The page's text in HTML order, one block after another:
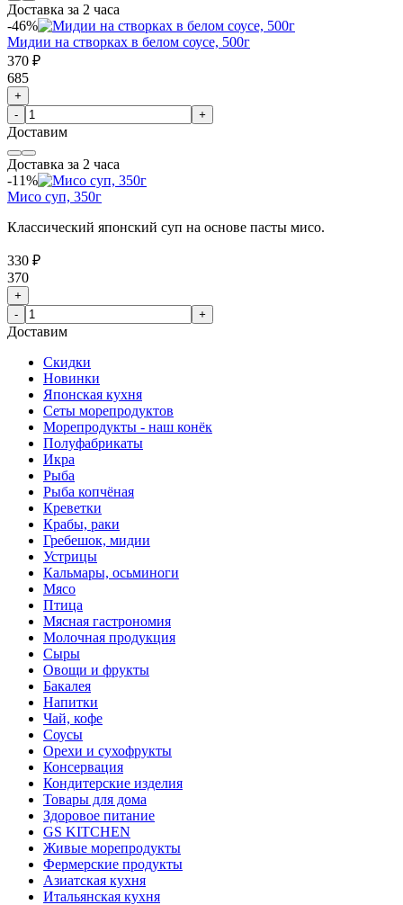
Доставка за 2 часа
-46%
Мидии на створках в белом соусе, 500г
370 ₽
685
+
-
+
Доставим
Доставка за 2 часа
-11%
Мисо суп, 350г
Классический японский суп на основе пасты мисо.
330 ₽
370
+
-
+
Доставим
Скидки
Новинки
Японская кухня
Сеты морепродуктов
Морепродукты - наш конёк
Полуфабрикаты
Икра
Рыба
Рыба копчёная
Креветки
Крабы, раки
Гребешок, мидии
Устрицы
Кальмары, осьминоги
Мясо
Птица
Мясная гастрономия
Молочная продукция
Сыры
Овощи и фрукты
Бакалея
Напитки
Чай, кофе
Соусы
Орехи и сухофрукты
Консервация
Кондитерские изделия
Товары для дома
Здоровое питание
GS KITCHEN
Живые морепродукты
Фермерские продукты
Азиатская кухня
Итальянская кухня